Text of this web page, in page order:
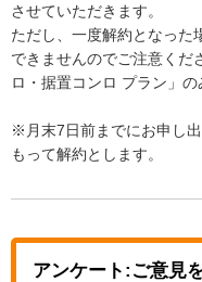
させていただきます。
ただし、一度解約となった
できませんのでご注意くだ
ロ・据置コンロ プラン」の
※月末7日前までにお申し
もって解約とします。
アンケート:ご意見